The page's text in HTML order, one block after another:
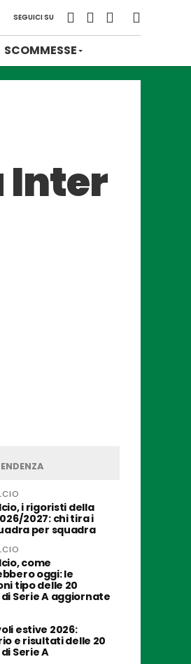
SEGUICI SU
SCOMMESSE
Inter
i rigoristi della
2027: chi tira i
per squadra
come
oggi: le
tipo delle 20
Serie A aggiornate
estive 2026:
e risultati delle 20
Serie A